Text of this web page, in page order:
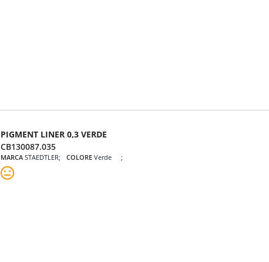
PIGMENT LINER 0,3 VERDE
CB130087.035
MARCA STAEDTLER COLORE Verde